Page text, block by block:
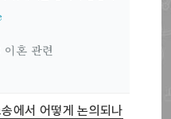
이혼 관련
에서 어떻게 논의되나